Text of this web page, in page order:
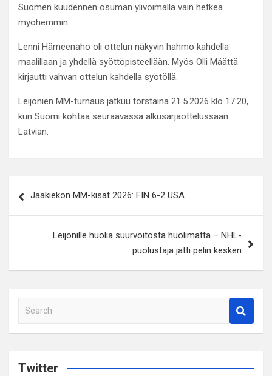
Suomen kuudennen osuman ylivoimalla vain hetkeä
myöhemmin.
Lenni Hämeenaho oli ottelun näkyvin hahmo kahdella
maalillaan ja yhdellä syöttöpisteellään. Myös Olli Määttä
kirjautti vahvan ottelun kahdella syötöllä.
Leijonien MM-turnaus jatkuu torstaina 21.5.2026 klo 17:20,
kun Suomi kohtaa seuraavassa alkusarjaottelussaan
Latvian.
selaus
Jääkiekon MM-kisat 2026: FIN 6-2 USA
Leijonille huolia suurvoitosta huolimatta – NHL-
puolustaja jätti pelin kesken
a
c
Twitter